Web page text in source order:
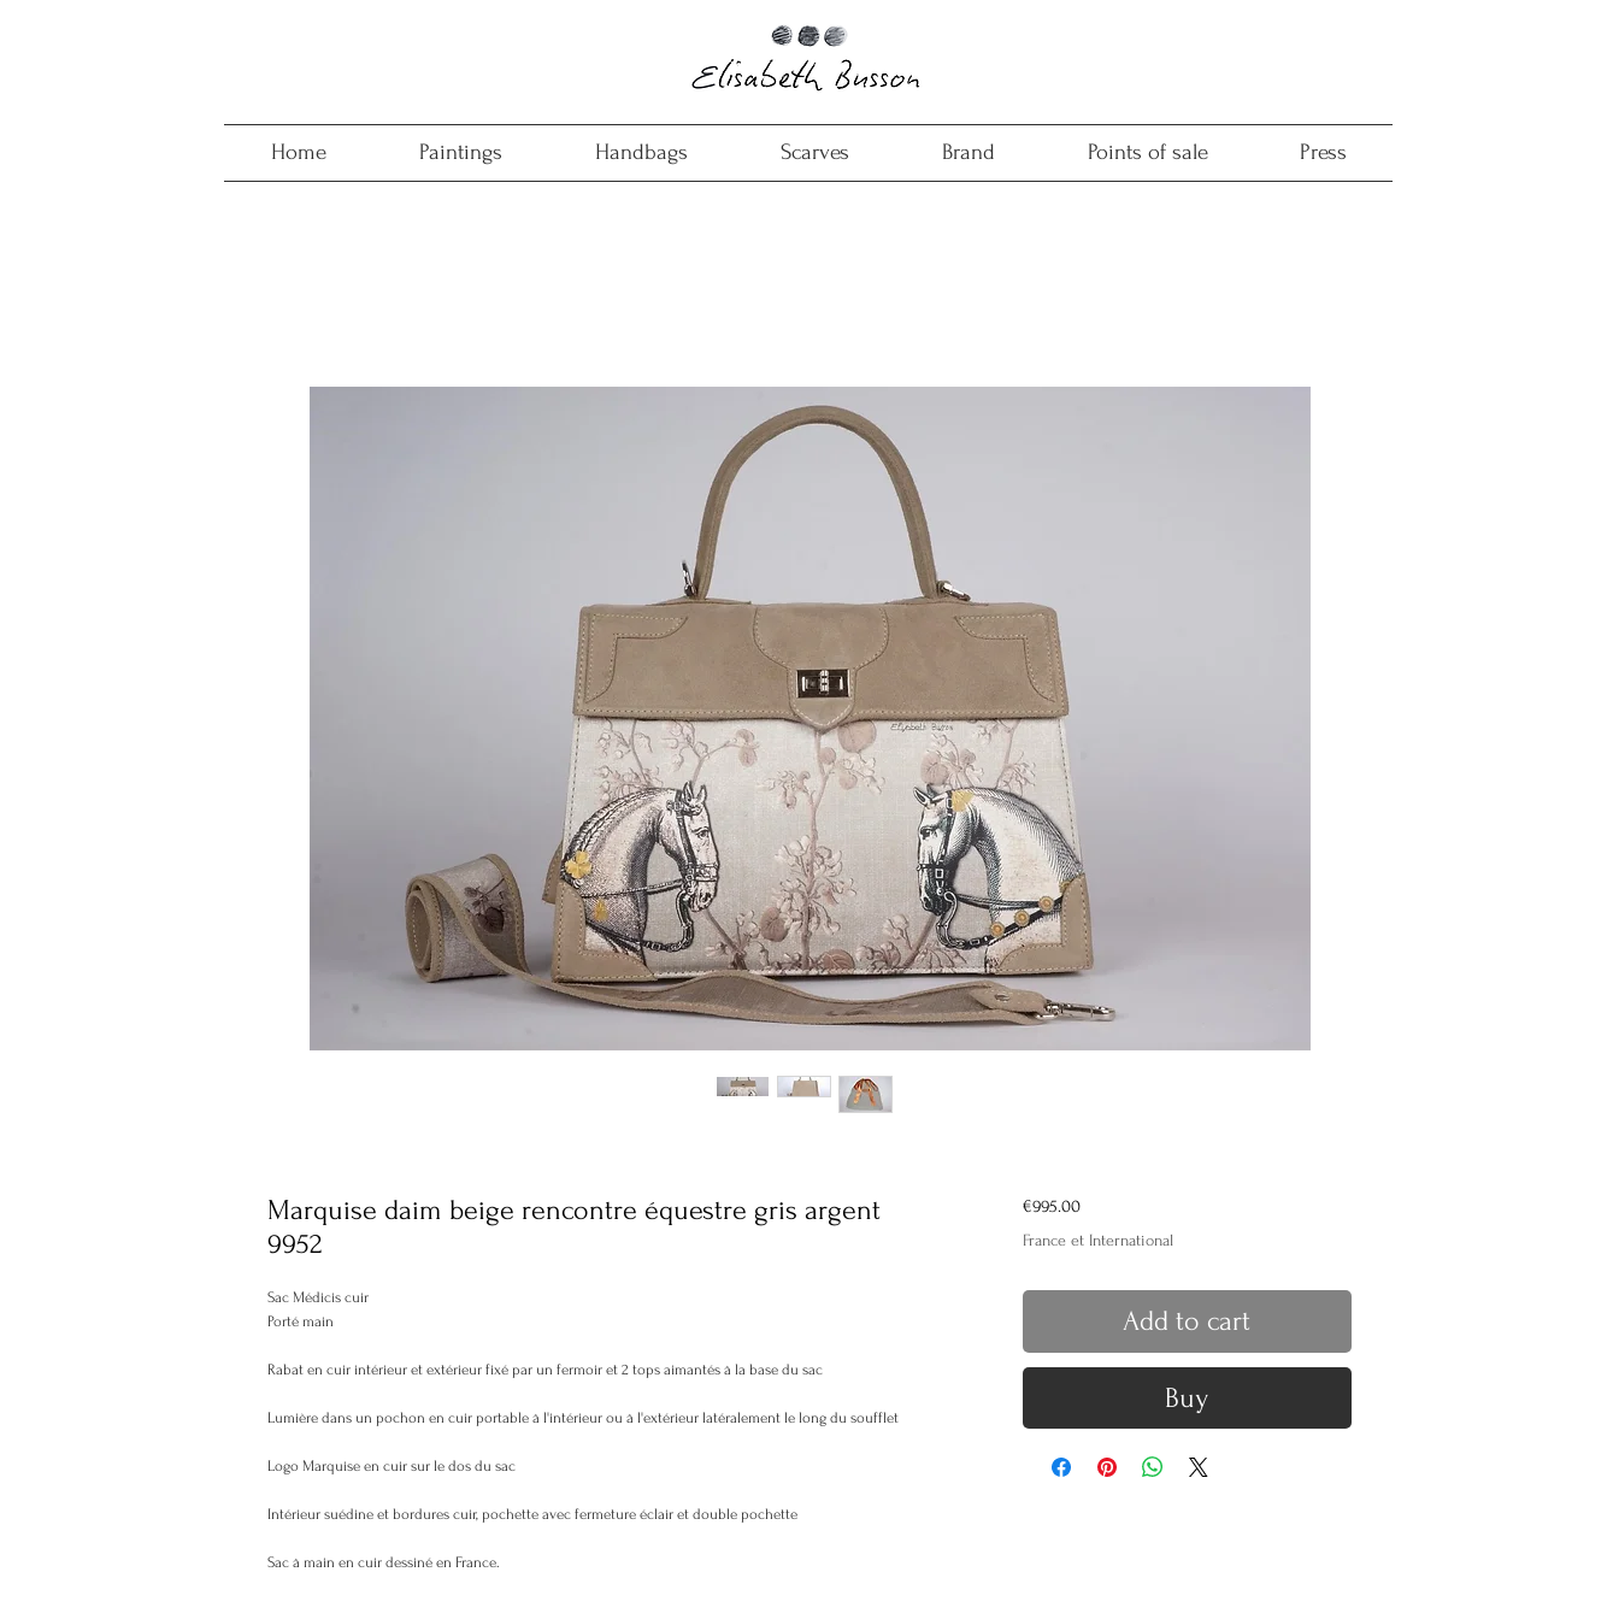
Home Paintings Handbags Scarves Brand Points of sale Press
Marquise daim beige rencontre équestre gris argent
9952
Sac Médicis cuir
Porté main
Rabat en cuir intérieur et extérieur fixé par un fermoir et 2 tops aimantés à la base du sac
Lumière dans un pochon en cuir portable à l'intérieur ou à l'extérieur latéralement le long du soufflet
Logo Marquise en cuir sur le dos du sac
Intérieur suédine et bordures cuir, pochette avec fermeture éclair et double pochette
Sac à main en cuir dessiné en France.
€995.00Price
France et International
Add to cart
Buy